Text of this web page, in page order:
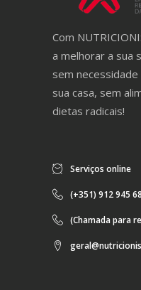
Com
a melhorar a sua
sem
sua casa, sem
dietas radicais!
Serviços online
(+351) 912 945
(Chamada para